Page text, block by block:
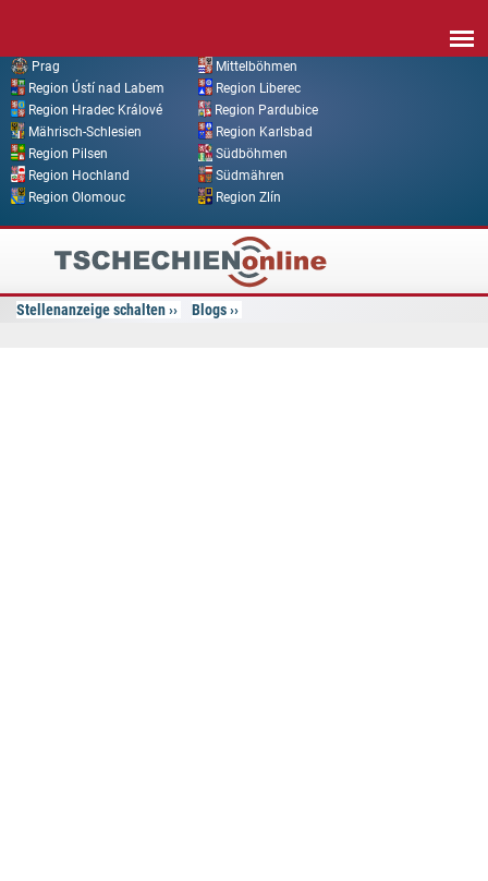
Prag
Mittelböhmen
Region Ústí nad Labem
Region Liberec
Region Hradec Králové
Region Pardubice
Mährisch-Schlesien
Region Karlsbad
Region Pilsen
Südböhmen
Region Hochland
Südmähren
Region Olomouc
Region Zlín
Tschechien
Online
Stellenanzeige schalten Blogs